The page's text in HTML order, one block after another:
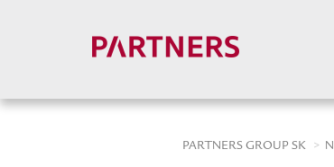
PARTNERS GROUP SK